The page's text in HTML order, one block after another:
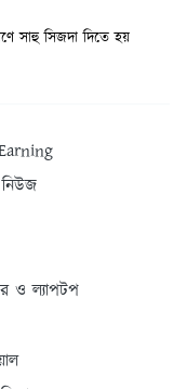
সাহু সিজদা দিতে হয়
ও ল্যাপটপ